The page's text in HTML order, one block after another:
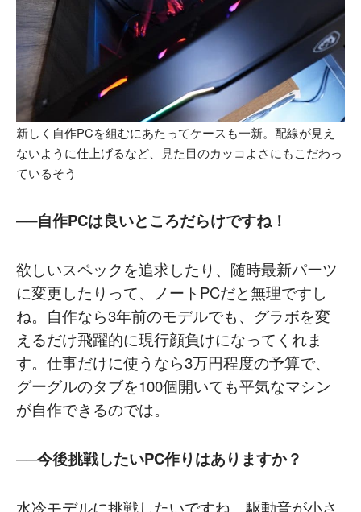
新しく自作PCを組むにあたってケースも一新。配線が見え
ないように仕上げるなど、見た目のカッコよさにもこだわっ
ているそう
──自作PCは良いところだらけですね！
欲しいスペックを追求したり、随時最新パーツ
に変更したりって、ノートPCだと無理ですし
ね。自作なら3年前のモデルでも、グラボを変
えるだけ飛躍的に現行顔負けになってくれま
す。仕事だけに使うなら3万円程度の予算で、
グーグルのタブを100個開いても平気なマシン
が自作できるのでは。
──今後挑戦したいPC作りはありますか？
水冷モデルに挑戦したいですね。駆動音が小さ